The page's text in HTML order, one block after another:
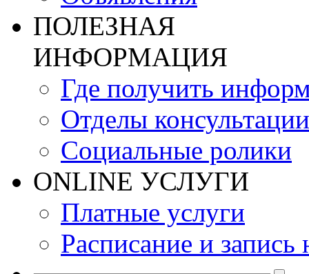
ПОЛЕЗНАЯ
ИНФОРМАЦИЯ
Где получить
Отделы консультации
Социальные ролики
ONLINE УСЛУГИ
Платные услуги
Расписание и запись